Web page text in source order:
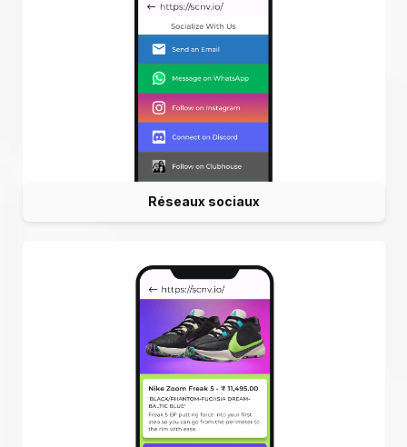
Réseaux sociaux